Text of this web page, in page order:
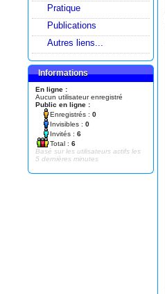
Pratique
Publications
Autres liens...
Informations
En ligne :
Aucun utilisateur enregistré
Public en ligne :
Enregistrés : 0
Invisibles : 0
Invités : 6
Total : 6
Basé sur les utilisateurs actifs les
5 dernières minutes